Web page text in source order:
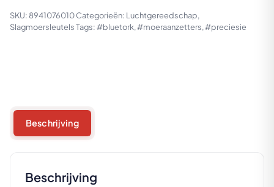
aantal
SKU: 8941076010Categorieën: Luchtgereedschap,
SlagmoersleutelsTags:#bluetork,#moeraanzetters,#preciesie
Beschrijving
Beschrijving